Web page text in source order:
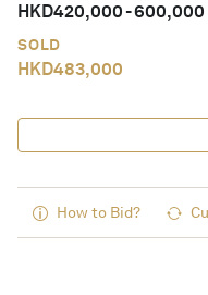
HKD420,000-600,000
SOLD
HKD483,000
How to Bid?